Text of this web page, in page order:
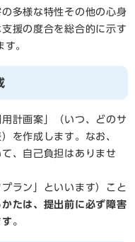
多様な特性その他の心身
援の度合を総合的に示す
。
計画案」（いつ、どのサ
を作成します。なお、
、自己負担はありませ
ラン」といいます）こと
たは、提出前に必ず障害
。